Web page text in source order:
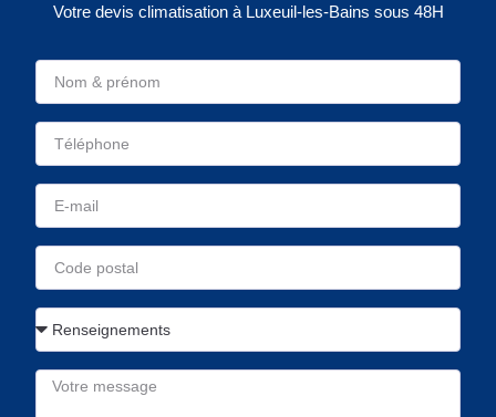
Votre devis climatisation à Luxeuil-les-Bains sous 48H